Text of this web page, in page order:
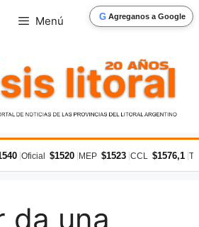
G Agreganos a Google
Menú
Oficial $1520 MEP $1523 CCL $1576,1
da una